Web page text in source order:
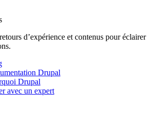
d’expérience et contenus pour éclairer
Drupal
Drupal
avec un expert